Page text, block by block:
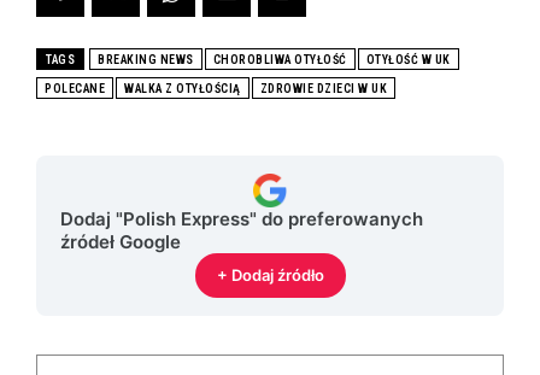
TAGS BREAKING NEWS CHOROBLIWA OTYŁOŚĆ OTYŁOŚĆ W UK
POLECANE WALKA Z OTYŁOŚCIĄ ZDROWIE DZIECI W UK
Dodaj "Polish Express" do preferowanych
źródeł Google
+ Dodaj źródło